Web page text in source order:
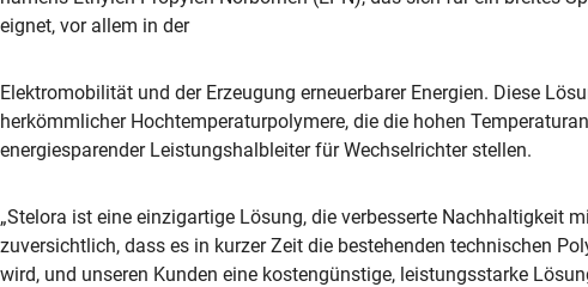
eignet, vor allem in der
Elektromobilität und der Erzeugung erneuerbarer Energien. Diese
herkömmlicher Hochtemperaturpolymere, die die hohen
energiesparender Leistungshalbleiter für Wechselrichter stellen.
„Stelora ist eine einzigartige Lösung, die verbesserte Nachhaltigkeit
zuversichtlich, dass es in kurzer Zeit die bestehenden technischen
wird, und unseren Kunden eine kostengünstige, leistungsstarke